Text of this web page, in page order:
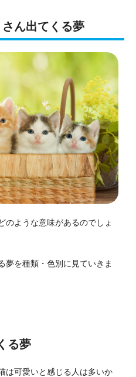
ん出てくる夢
のような意味があるのでしょ
夢を種類・色別に見ていきま
る夢
は可愛いと感じる人は多いか